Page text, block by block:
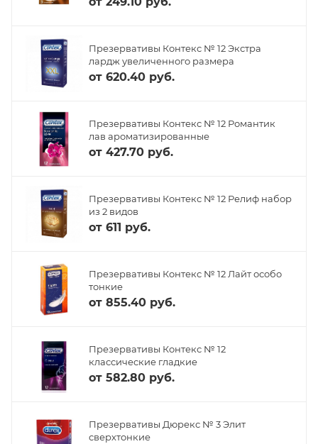
Презервативы Контекс № 12 Экстра
лардж увеличенного размера
от 620.40 руб.
Презервативы Контекс № 12 Романтик
лав ароматизированные
от 427.70 руб.
Презервативы Контекс № 12 Релиф набор
из 2 видов
от 611 руб.
Презервативы Контекс № 12 Лайт особо
тонкие
от 855.40 руб.
Презервативы Контекс № 12
классические гладкие
от 582.80 руб.
Презервативы Дюрекс № 3 Элит
сверхтонкие